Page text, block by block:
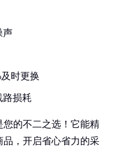
声
时更换
路损耗
的不二之选！它能精
，开启省心省力的采